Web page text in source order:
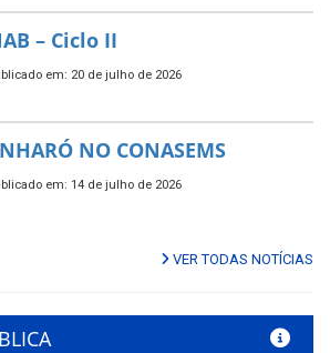
– Ciclo II
em: 20 de julho de 2026
NO CONASEMS
em: 14 de julho de 2026
VER TODAS NOTÍCIAS